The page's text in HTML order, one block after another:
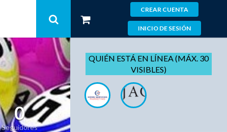
CREAR CUENTA
INICIO DE SESIÓN
0
Seguidores
QUIÉN ESTÁ EN LÍNEA (MÁX. 30
VISIBLES)